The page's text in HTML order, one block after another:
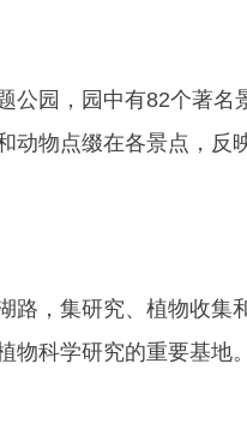
公园，园中有82个著名
动物点缀在各景点，反
路，集研究、植物收集
物科学研究的重要基地。